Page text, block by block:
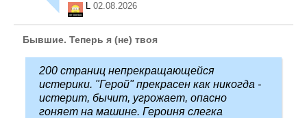
L 02.08.2026
Бывшие. Теперь я (не) твоя
200 страниц непрекращающейся
истерики. "Герой" прекрасен как никогда -
истерит, бычит, угрожает, опасно
гоняет на машине. Героиня слегка